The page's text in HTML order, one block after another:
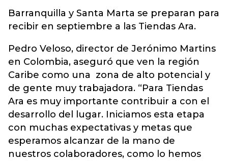
Barranquilla y Santa Marta se preparan para
recibir en septiembre a las Tiendas Ara.
Pedro Veloso, director de Jerónimo Martins
en Colombia, aseguró que ven la región
Caribe como una zona de alto potencial y
de gente muy trabajadora. “Para Tiendas
Ara es muy importante contribuir a con el
desarrollo del lugar. Iniciamos esta etapa
con muchas expectativas y metas que
esperamos alcanzar de la mano de
nuestros colaboradores, como lo hemos